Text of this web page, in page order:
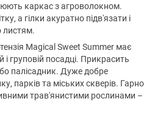
каркас з агроволокном.
а гілки акуратно підв'язати і
листям.
Magical Sweet Summer має
груповій посадці. Прикрасить
палісадник. Дуже добре
парків та міських скверів. Гарно
трав'янистими рослинами –